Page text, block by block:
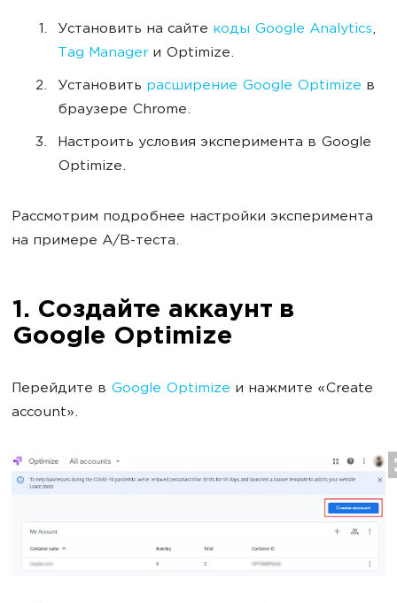
Установить на сайте коды Google Analytics,
Tag Managerи Optimize.
Установить расширение Google Optimize в
браузере Chrome.
Настроить условия эксперимента в Google
Optimize.
Рассмотрим подробнее настройки эксперимента
на примере A/B-теста.
1. Создайте аккаунт в
Google Optimize
Перейдите в Google Optimize и нажмите «Create
account».